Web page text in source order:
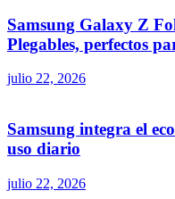
Samsung Galaxy Z
Plegables, perfectos
julio 22, 2026
Samsung integra el
uso diario
julio 22, 2026